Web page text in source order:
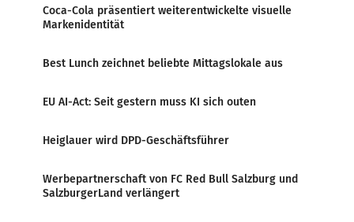
Coca-Cola präsentiert weiterentwickelte visuelle
Markenidentität
Best Lunch zeichnet beliebte Mittagslokale aus
EU AI-Act: Seit gestern muss KI sich outen
Heiglauer wird DPD-Geschäftsführer
Werbepartnerschaft von FC Red Bull Salzburg und
SalzburgerLand verlängert